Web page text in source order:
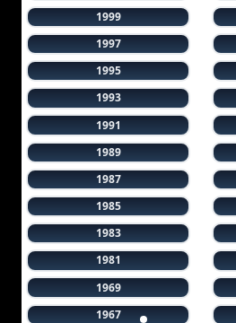
1999
1997
1995
1993
1991
1989
1987
1985
1983
1981
1969
1967